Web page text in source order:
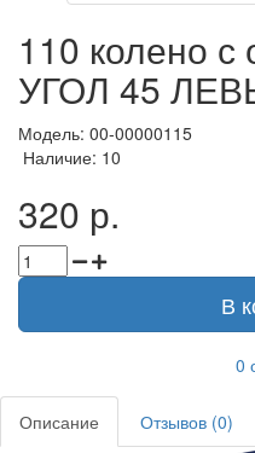
110 колено с
УГОЛ 45
Модель: 00-00000115
Наличие: 10
320 р.
В
0
Описание Отзывов (0)